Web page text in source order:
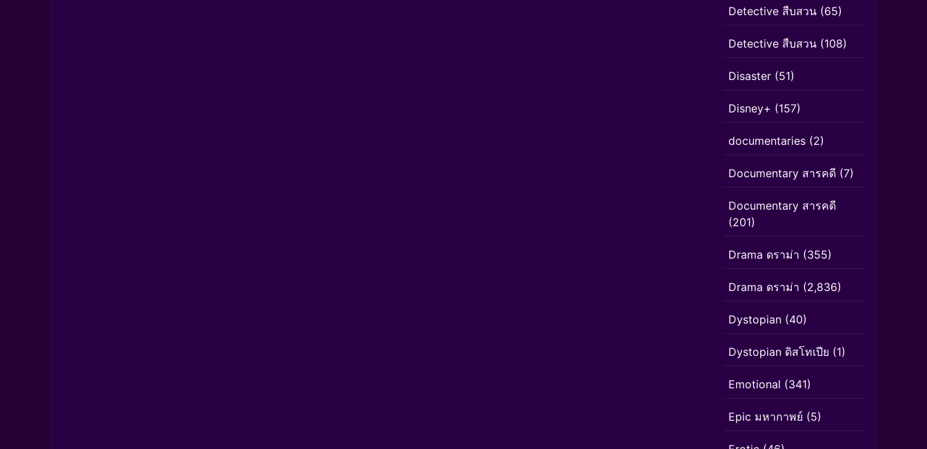
Detective สืบสวน (65)
Detective สืบสวน (108)
Disaster (51)
Disney+ (157)
documentaries (2)
Documentary สารคดี (7)
Documentary สารคดี
(201)
Drama ดราม่า (355)
Drama ดราม่า (2,836)
Dystopian (40)
Dystopian ดิสโทเปีย (1)
Emotional (341)
Epic มหากาพย์ (5)